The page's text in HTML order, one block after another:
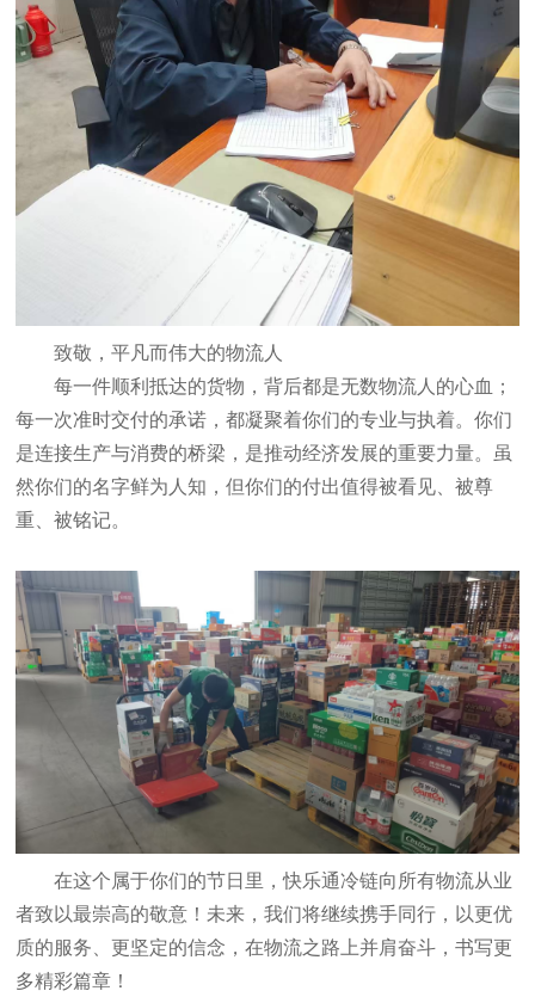
致敬，平凡而伟大的物流人
每一件顺利抵达的货物，背后都是无数物流人的心血；
每一次准时交付的承诺，都凝聚着你们的专业与执着。你们
是连接生产与消费的桥梁，是推动经济发展的重要力量。虽
然你们的名字鲜为人知，但你们的付出值得被看见、被尊
重、被铭记。
在这个属于你们的节日里，快乐通冷链向所有物流从业
者致以最崇高的敬意！未来，我们将继续携手同行，以更优
质的服务、更坚定的信念，在物流之路上并肩奋斗，书写更
多精彩篇章！